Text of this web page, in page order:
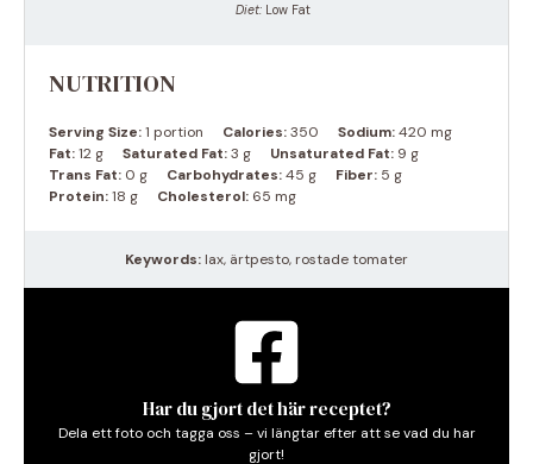
Diet: Low Fat
NUTRITION
Serving Size:1 portion Calories:350 Sodium:420 mg
Fat:12 g Saturated Fat:3 g Unsaturated Fat: 9 g
Trans Fat: 0 g Carbohydrates:45 g Fiber: 5 g
Protein:18 g Cholesterol: 65 mg
Keywords: lax, ärtpesto, rostade tomater
Har du gjort det här receptet?
Dela ett foto och tagga oss – vi längtar efter att se vad du har
gjort!